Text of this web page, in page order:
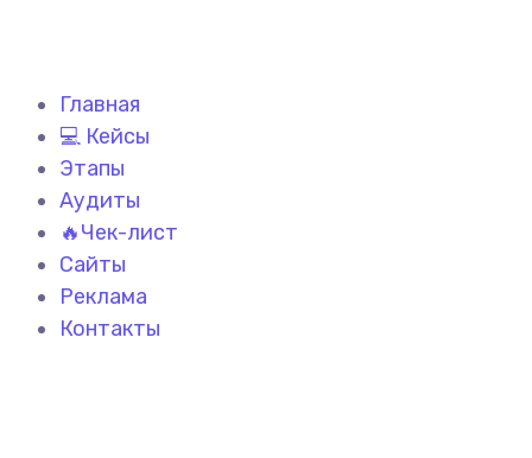
Главная
💻 Кейсы
Этапы
Аудиты
🔥Чек-лист
Сайты
Реклама
Контакты